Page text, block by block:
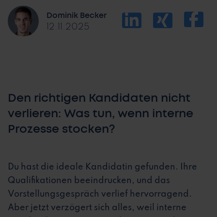
Dominik Becker
12.11.2025
Den richtigen Kandidaten nicht
verlieren: Was tun, wenn interne
Prozesse stocken?
Du hast die ideale Kandidatin gefunden. Ihre
Qualifikationen beeindrucken, und das
Vorstellungsgespräch verlief hervorragend.
Aber jetzt verzögert sich alles, weil interne